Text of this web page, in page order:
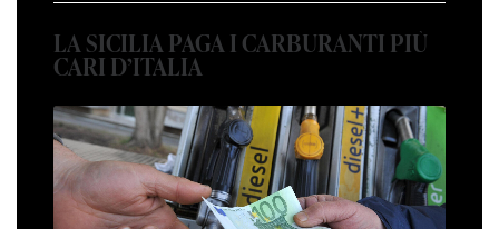
LA SICILIA PAGA I CARBURANTI PIÙ
CARI D’ITALIA